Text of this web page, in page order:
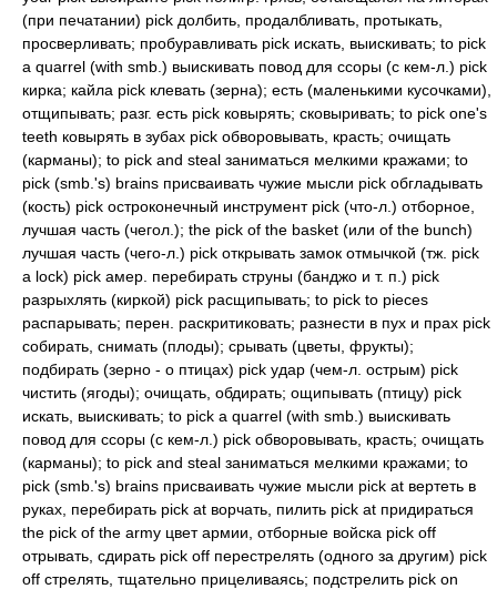
(при печатании) pick долбить, продалбливать, протыкать,
просверливать; пробуравливать pick искать, выискивать; to pick
a quarrel (with smb.) выискивать повод для ссоры (с кем-л.) pick
кирка; кайла pick клевать (зерна); есть (маленькими кусочками),
отщипывать; разг. есть pick ковырять; сковыривать; to pick one's
teeth ковырять в зубах pick обворовывать, красть; очищать
(карманы); to pick and steal заниматься мелкими кражами; to
pick (smb.'s) brains присваивать чужие мысли pick обгладывать
(кость) pick остроконечный инструмент pick (что-л.) отборное,
лучшая часть (чегол.); the pick of the basket (или of the bunch)
лучшая часть (чего-л.) pick открывать замок отмычкой (тж. pick
a lock) pick амер. перебирать струны (банджо и т. п.) pick
разрыхлять (киркой) pick расщипывать; to pick to pieces
распарывать; перен. раскритиковать; разнести в пух и прах pick
собирать, снимать (плоды); срывать (цветы, фрукты);
подбирать (зерно - о птицах) pick удар (чем-л. острым) pick
чистить (ягоды); очищать, обдирать; ощипывать (птицу) pick
искать, выискивать; to pick a quarrel (with smb.) выискивать
повод для ссоры (с кем-л.) pick обворовывать, красть; очищать
(карманы); to pick and steal заниматься мелкими кражами; to
pick (smb.'s) brains присваивать чужие мысли pick at вертеть в
руках, перебирать pick at ворчать, пилить pick at придираться
the pick of the army цвет армии, отборные войска pick off
отрывать, сдирать pick off перестрелять (одного за другим) pick
off стрелять, тщательно прицеливаясь; подстрелить pick on